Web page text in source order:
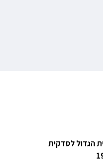
הגדול לסדקית